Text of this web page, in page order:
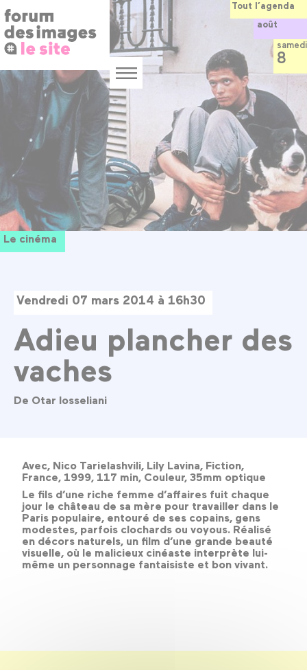
Panneau de gestion des cookies
au
contenu
principal
Menu
Le cinéma
Vendredi 07 mars 2014 à 16h30
Adieu plancher des
vaches
De Otar Iosseliani
Avec, Nico Tarielashvili, Lily Lavina, Fiction,
France, 1999, 117 min, Couleur, 35mm optique
Le fils d’une riche femme d’affaires fuit chaque
jour le château de sa mère pour travailler dans le
Paris populaire, entouré de ses copains, gens
modestes, parfois clochards ou voyous. Réalisé
en décors naturels, un film d’une grande beauté
visuelle, où le malicieux cinéaste interprète lui-
même un personnage fantaisiste et bon vivant.
Tout l’agenda
août
samedi
8